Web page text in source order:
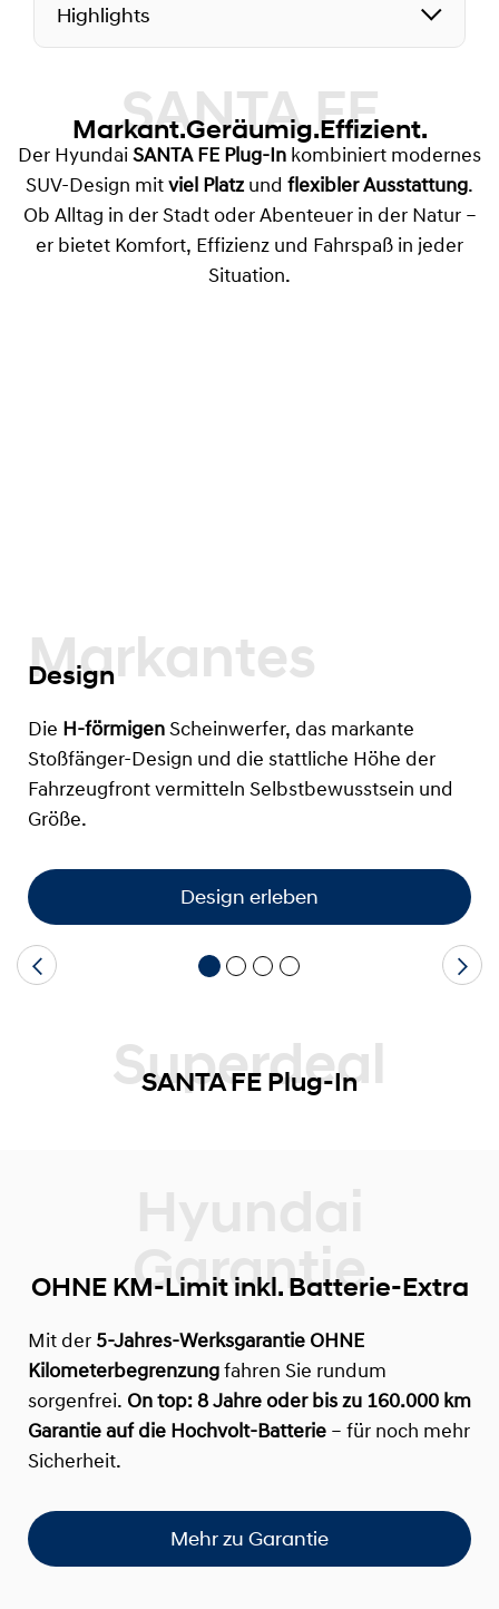
Highlights
SANTA FE
Markant.Geräumig.Effizient.
Der Hyundai SANTA FE Plug-In kombiniert modernes
SUV-Design mit viel Platz und flexibler Ausstattung.
Ob Alltag in der Stadt oder Abenteuer in der Natur –
er bietet Komfort, Effizienz und Fahrspaß in jeder
Situation.
Markantes
Design
Die H-förmigen Scheinwerfer, das markante
Stoßfänger-Design und die stattliche Höhe der
Fahrzeugfront vermitteln Selbstbewusstsein und
Größe.
Design erleben
Superdeal
SANTA FE Plug-In
OHNE KM-Limit inkl. Batterie-Extra
Mit der 5-Jahres-Werksgarantie OHNE
Kilometerbegrenzung fahren Sie rundum
sorgenfrei. On top: 8 Jahre oder bis zu 160.000 km
Garantie auf die Hochvolt-Batterie – für noch mehr
Sicherheit.
Mehr zu Garantie